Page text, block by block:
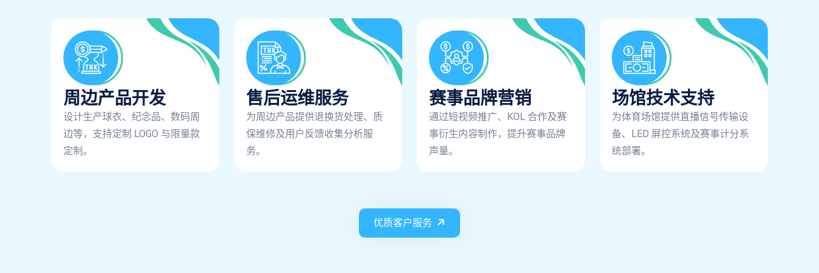
周边产品开发
设计生产球衣、纪念品、数码周
边等，支持定制 LOGO 与限量款
定制。
售后运维服务
为周边产品提供退换货处理、质
保维修及用户反馈收集分析服
务。
赛事品牌营销
通过短视频推广、KOL 合作及赛
事衍生内容制作，提升赛事品牌
声量。
场馆技术支持
为体育场馆提供直播信号传输设
备、LED 屏控系统及赛事计分系
统部署。
优质客户服务